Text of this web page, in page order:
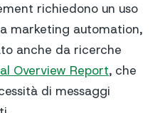
richiedono un uso
marketing automation,
anche da ricerche
Overview Report, che
di messaggi